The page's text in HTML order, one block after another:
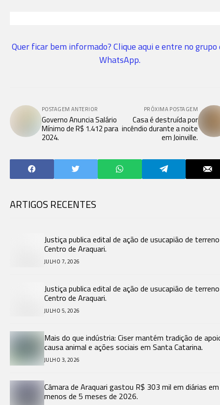
Quer ficar bem informado? Clique aqui e entre no grupo
WhatsApp.
POSTAGEM ANTERIOR
Governo Anuncia Salário
Mínimo de R$ 1.412 para
2024.
PRÓXIMA POSTAGEM
Casa é destruída por
incêndio durante a noite
em Joinville.
ARTIGOS RECENTES
Justiça publica edital de ação de usucapião de
Centro de Araquari.
JULHO 7, 2026
Justiça publica edital de ação de usucapião de
Centro de Araquari.
JULHO 5, 2026
Mais do que indústria: Ciser mantém tradição de
causa animal e ações sociais em Santa Catarina.
JULHO 3, 2026
Câmara de Araquari gastou R$ 303 mil em diárias em
menos de 5 meses de 2026.